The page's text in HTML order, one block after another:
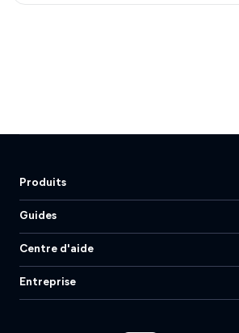
Produits
Guides
Centre d'aide
Entreprise